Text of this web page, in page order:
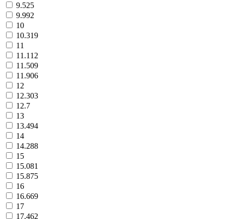
9.525
9.992
10
10.319
11
11.112
11.509
11.906
12
12.303
12.7
13
13.494
14
14.288
15
15.081
15.875
16
16.669
17
17.462